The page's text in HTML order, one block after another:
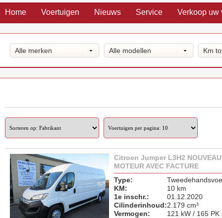
Home Voertuigen Nieuws Service Verkoop uw
Alle merken Alle modellen Km
Citroen Jumper L3H2 NOUVEAU
MOTEUR AVEC FACTURE
Type:
KM:
10 km
1e inschr.:
01.12.2020
Cilinderinhoud:2.179 cm³
Vermogen:
121 kW / 165 PK